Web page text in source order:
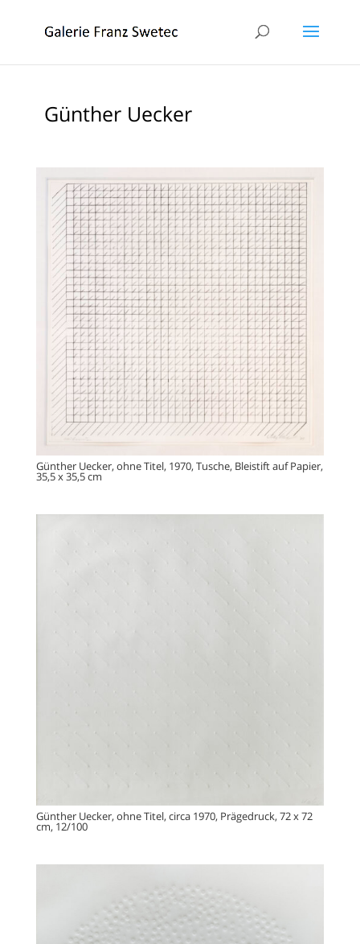
Günther Uecker
Günther Uecker, ohne Titel, 1970, Tusche, Bleistift auf Papier,
35,5 x 35,5 cm
Günther Uecker, ohne Titel, circa 1970, Prägedruck, 72 x 72
cm, 12/100